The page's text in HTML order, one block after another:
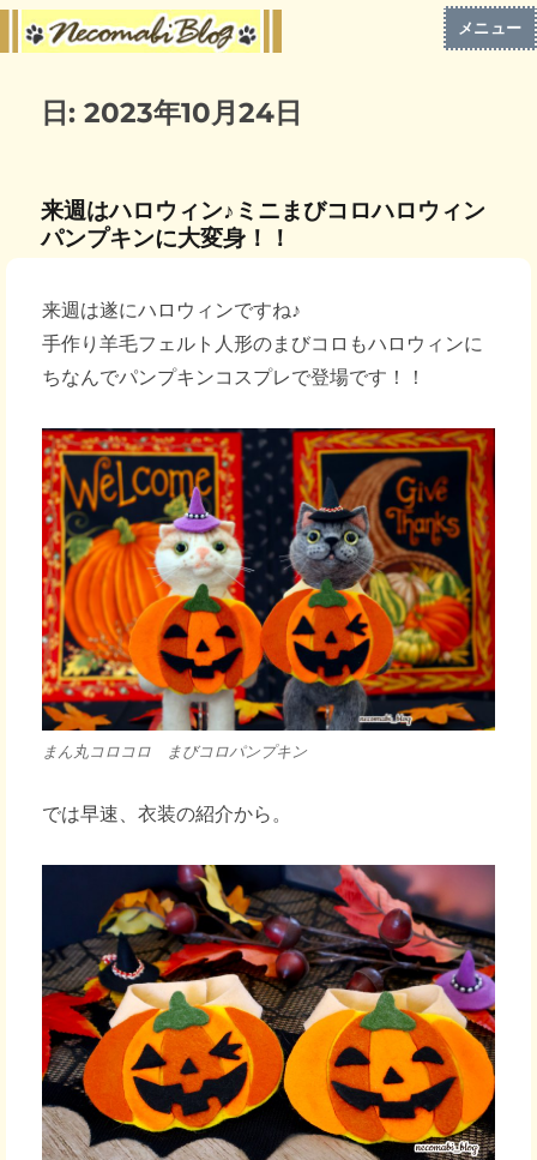
メニュー
日:2023年10月24日
来週はハロウィン♪ミニまびコロハロウィン
パンプキンに大変身！！
来週は遂にハロウィンですね♪
手作り羊毛フェルト人形のまびコロもハロウィンに
ちなんでパンプキンコスプレで登場です！！
まん丸コロコロ まびコロパンプキン
では早速、衣装の紹介から。